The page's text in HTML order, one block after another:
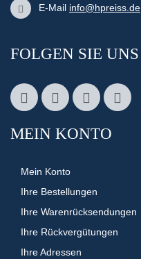
E-Mail info@hpreiss.de
FOLGEN SIE UNS
MEIN KONTO
Mein Konto
Ihre Bestellungen
Ihre Warenrücksendungen
Ihre Rückvergütungen
Ihre Adressen